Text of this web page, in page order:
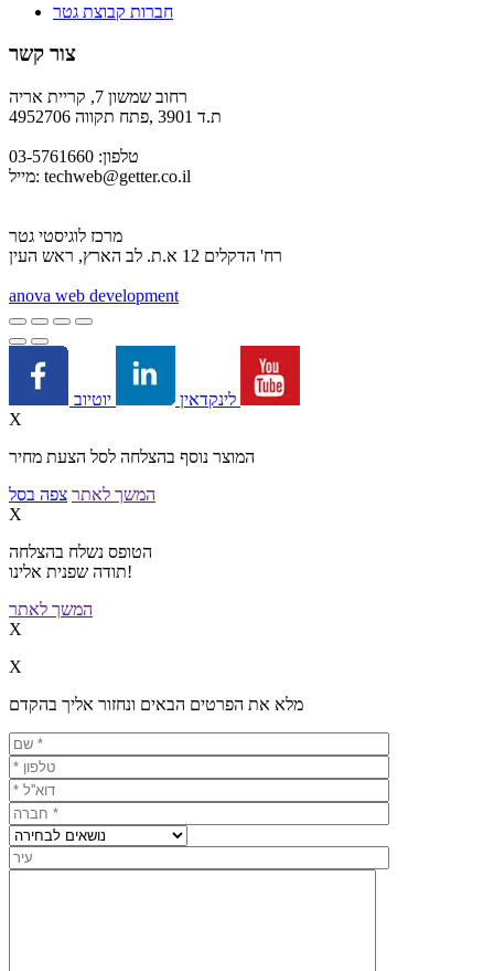
חברות קבוצת גטר
צור קשר
רחוב שמשון 7, קריית אריה
ת.ד 3901 ,פתח תקווה 4952706
טלפון: 03-5761660
מייל: techweb@getter.co.il
מרכז לוגיסטי גטר
רח' הדקלים 12 א.ת. לב הארץ, ראש העין
anova web development
לינקדאין
X
המוצר נוסף בהצלחה לסל הצעת מחיר
המשך לאתר צפה בסל
X
הטופס נשלח בהצלחה
תודה שפנית אלינו!
המשך לאתר
X
X
מלא את הפרטים הבאים ונחזור אליך בהקדם